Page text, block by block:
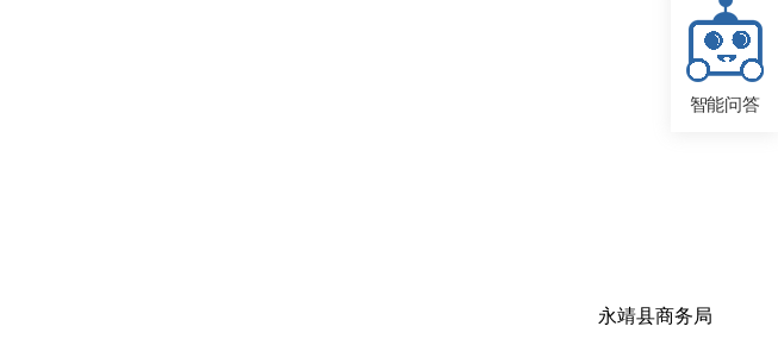
永靖县商务局
智能问答